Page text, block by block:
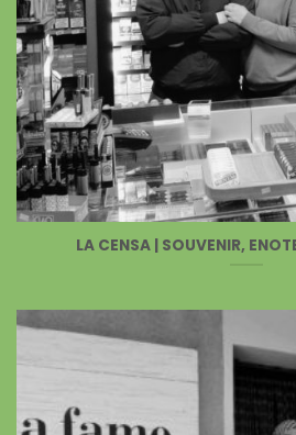
LA CENSA | SOUVENIR,